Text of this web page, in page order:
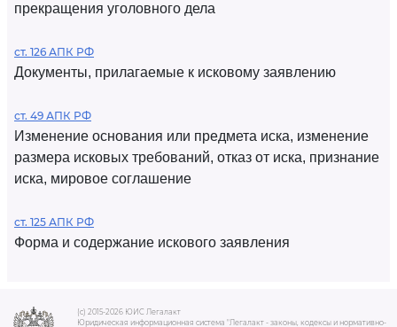
прекращения уголовного дела
ст. 126 АПК РФ
Документы, прилагаемые к исковому заявлению
ст. 49 АПК РФ
Изменение основания или предмета иска, изменение
размера исковых требований, отказ от иска, признание
иска, мировое соглашение
ст. 125 АПК РФ
Форма и содержание искового заявления
(c) 2015-2026 ЮИС Легалакт
Юридическая информационная система "Легалакт - законы, кодексы и нормативно-